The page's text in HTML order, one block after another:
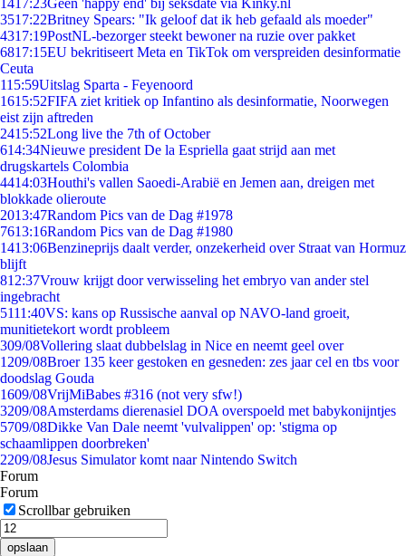
1417:23Geen 'happy end' bij seksdate via Kinky.nl
3517:22Britney Spears: "Ik geloof dat ik heb gefaald als moeder"
4317:19PostNL-bezorger steekt bewoner na ruzie over pakket
6817:15EU bekritiseert Meta en TikTok om verspreiden desinformatie
Ceuta
115:59Uitslag Sparta - Feyenoord
1615:52FIFA ziet kritiek op Infantino als desinformatie, Noorwegen
eist zijn aftreden
2415:52Long live the 7th of October
614:34Nieuwe president De la Espriella gaat strijd aan met
drugskartels Colombia
4414:03Houthi's vallen Saoedi-Arabië en Jemen aan, dreigen met
blokkade olieroute
2013:47Random Pics van de Dag #1978
7613:16Random Pics van de Dag #1980
1413:06Benzineprijs daalt verder, onzekerheid over Straat van Hormuz
blijft
812:37Vrouw krijgt door verwisseling het embryo van ander stel
ingebracht
5111:40VS: kans op Russische aanval op NAVO-land groeit,
munitietekort wordt probleem
309/08Vollering slaat dubbelslag in Nice en neemt geel over
1209/08Broer 135 keer gestoken en gesneden: zes jaar cel en tbs voor
doodslag Gouda
1609/08VrijMiBabes #316 (not very sfw!)
3209/08Amsterdams dierenasiel DOA overspoeld met babykonijntjes
5709/08Dikke Van Dale neemt 'vulvalippen' op: 'stigma op
schaamlippen doorbreken'
2209/08Jesus Simulator komt naar Nintendo Switch
Forum
Forum
Scrollbar gebruiken
opslaan